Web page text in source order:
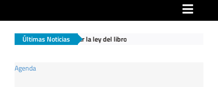
Toggle
Inicio
Ciudad
Últimas Noticias
Agenda